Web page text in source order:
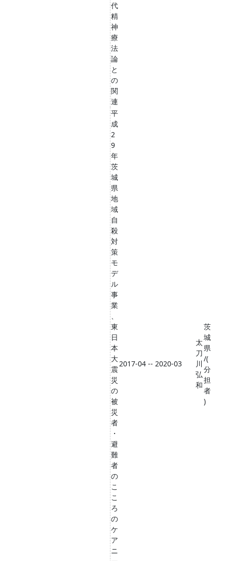
代
精
神
療
法
論
と
の
関
連
平
成
2
9
年
茨
城
県
地
域
自
殺
対
策
モ
デ
ル
事
業
、
東
日
本
大
震
災
の
被
災
者
・
避
難
者
の
こ
こ
ろ
の
ケ
ア
ニ
2017-04 -- 2020-03
太
刀
川
弘
和
茨
城
県
/(
分
担
者
)